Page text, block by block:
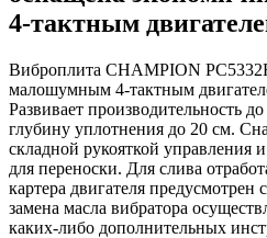
4-тактным
Виброплита CHAMPION
малошумным 4-тактным
Развивает производительность
глубину уплотнения до 20 см.
складной рукояткой управления
для переноски. Для слива
картера двигателя
замена масла вибратора
каких-либо дополнительных